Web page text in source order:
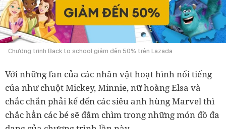
Chương trình Back to school giảm đến 50% trên Lazada
Với những fan của các nhân vật hoạt hình nổi tiếng
của như chuột Mickey, Minnie, nữ hoàng Elsa và
chắc chắn phải kể đến các siêu anh hùng Marvel thì
chắc hẳn các bé sẽ đắm chìm trong những món đồ đa